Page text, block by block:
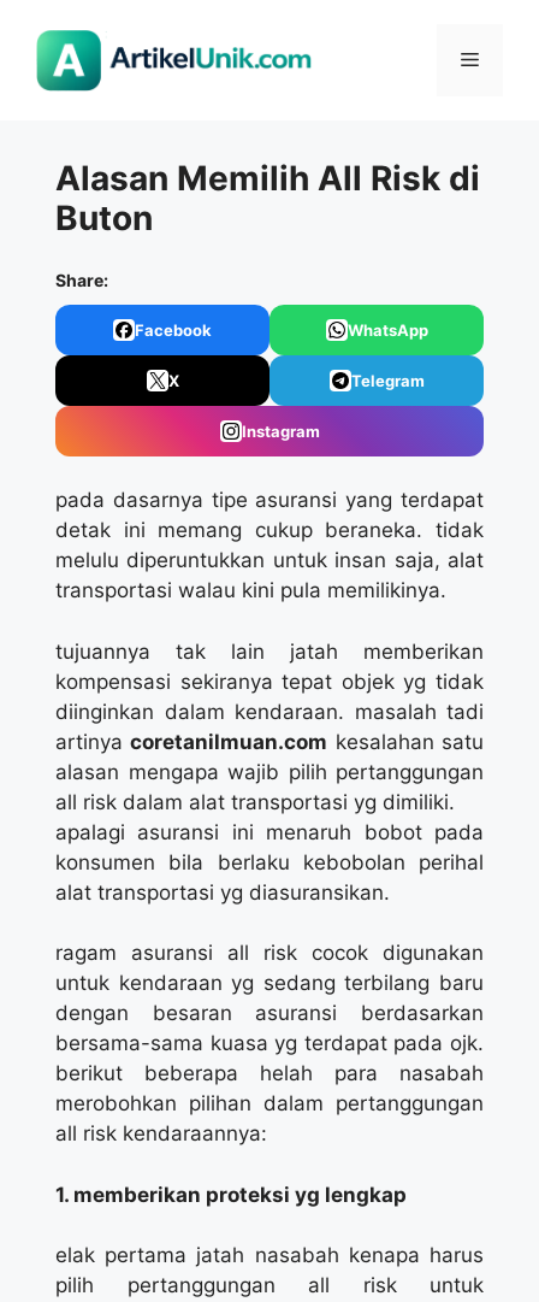
Menu
Alasan Memilih All Risk di
Buton
Share:
Facebook WhatsApp
X Telegram
Instagram
pada dasarnya tipe asuransi yang terdapat
detak ini memang cukup beraneka. tidak
melulu diperuntukkan untuk insan saja, alat
transportasi walau kini pula memilikinya.
tujuannya tak lain jatah memberikan
kompensasi sekiranya tepat objek yg tidak
diinginkan dalam kendaraan. masalah tadi
artinyacoretanilmuan.com kesalahan satu
alasan mengapa wajib pilih pertanggungan
all risk dalam alat transportasi yg dimiliki.
apalagi asuransi ini menaruh bobot pada
konsumen bila berlaku kebobolan perihal
alat transportasi yg diasuransikan.
ragam asuransi all risk cocok digunakan
untuk kendaraan yg sedang terbilang baru
dengan besaran asuransi berdasarkan
bersama-sama kuasa yg terdapat pada ojk.
berikut beberapa helah para nasabah
merobohkan pilihan dalam pertanggungan
all risk kendaraannya:
1. memberikan proteksi yg lengkap
elak pertama jatah nasabah kenapa harus
pilih pertanggungan all risk untuk